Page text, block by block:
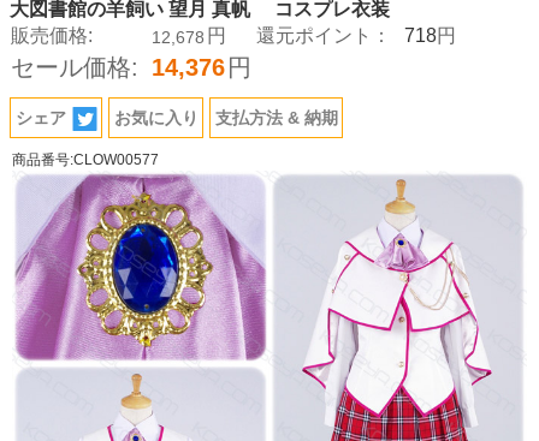
大図書館の羊飼い 望月 真帆 コスプレ衣装
販売価格:
12,678 円 還元ポイント： 718円
セール価格: 14,376 円
シェア お気に入り 支払方法 & 納期
商品番号:CLOW00577